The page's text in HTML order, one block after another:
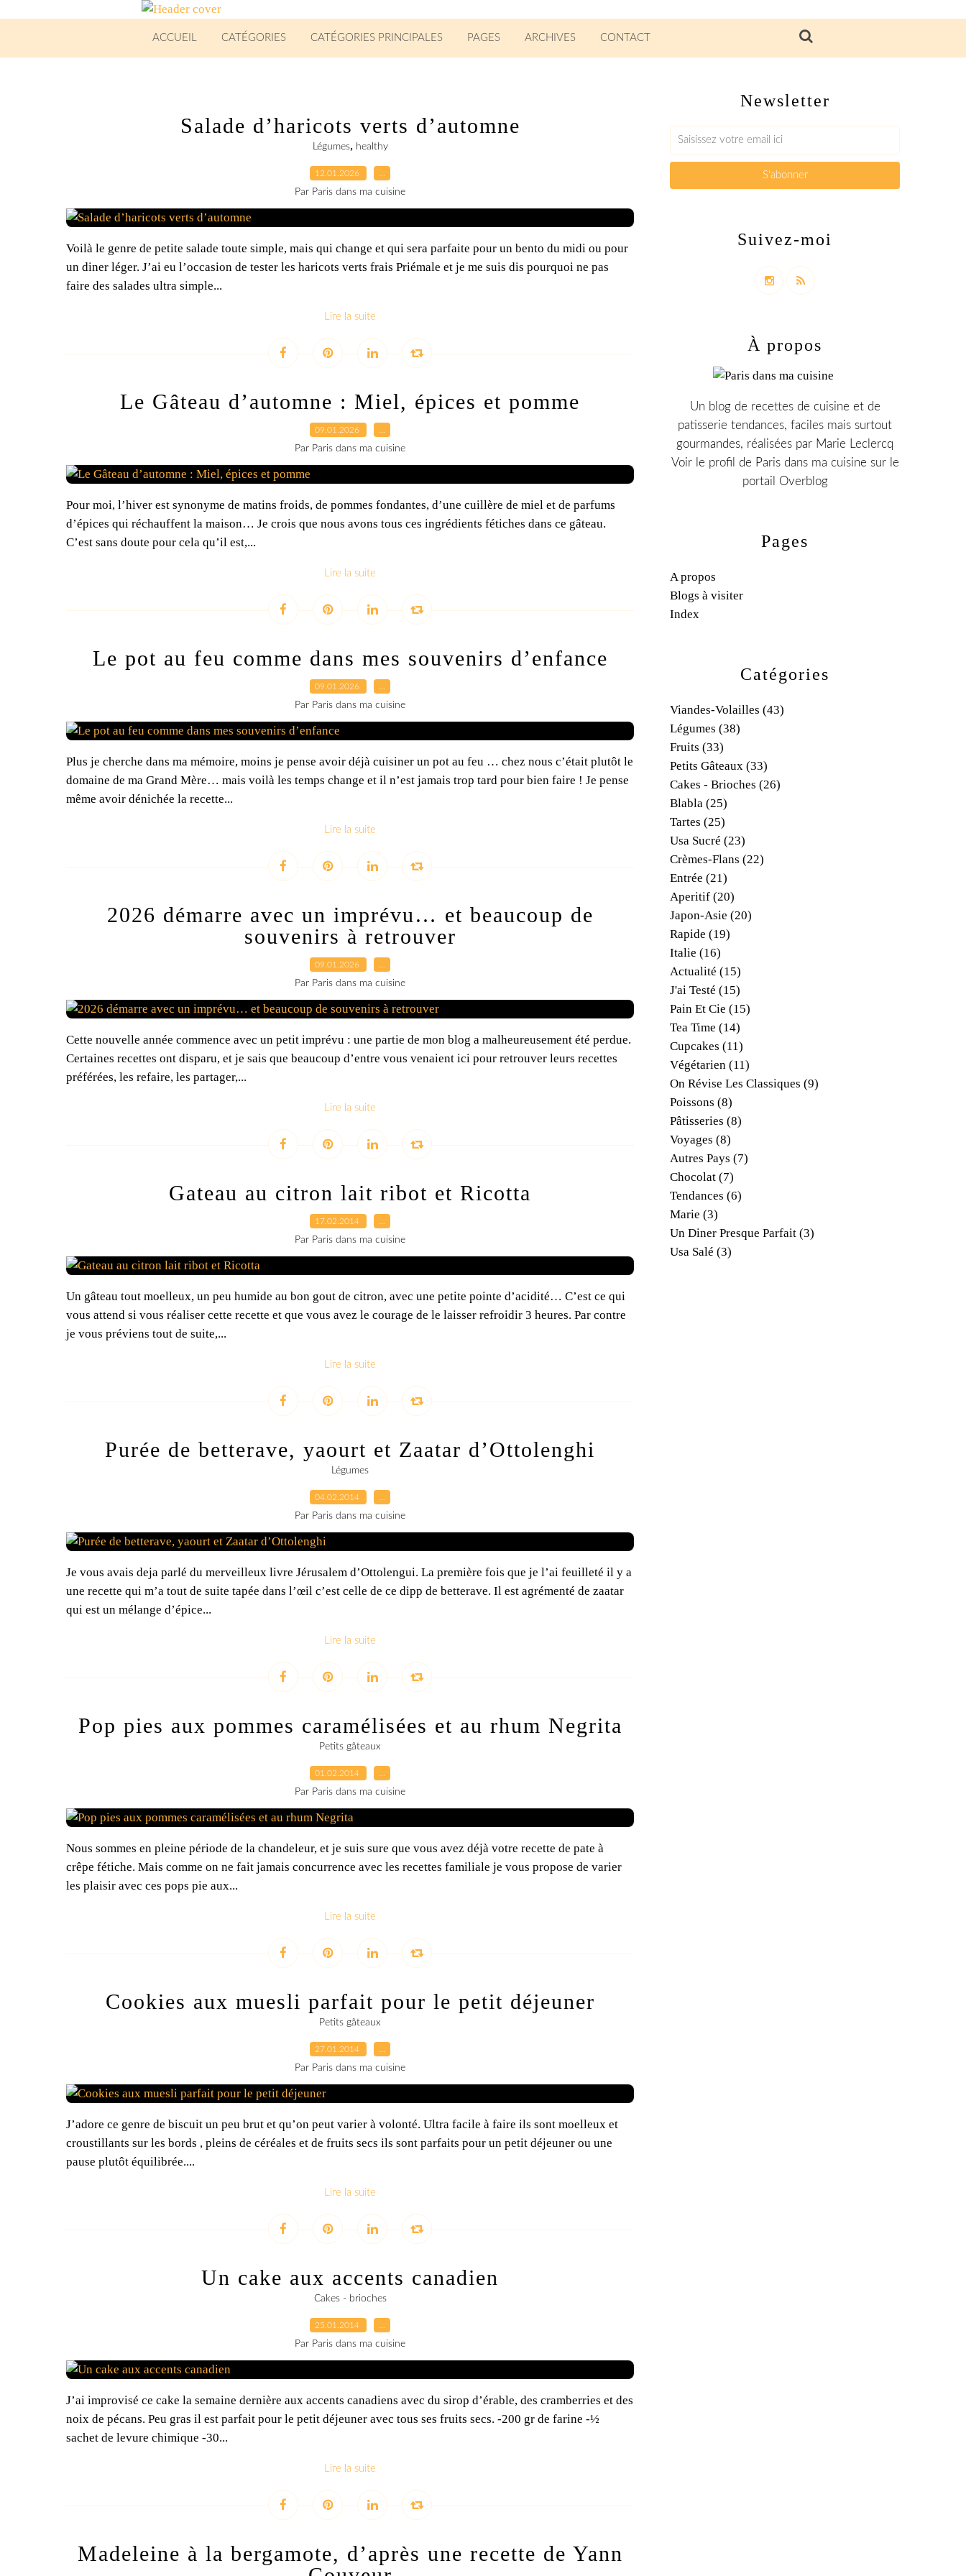
ACCUEIL CATÉGORIES CATÉGORIES PRINCIPALES PAGES ARCHIVES CONTACT
Salade d’haricots verts d’automne
Légumes, healthy
12.01.2026
Par Paris dans ma cuisine
Voilà le genre de petite salade toute simple, mais qui change et qui sera parfaite pour un bento du midi ou pour
un diner léger. J’ai eu l’occasion de tester les haricots verts frais Priémale et je me suis dis pourquoi ne pas
faire des salades ultra simple...
Lire la suite
Le Gâteau d’automne : Miel, épices et pomme
09.01.2026
Par Paris dans ma cuisine
Pour moi, l’hiver est synonyme de matins froids, de pommes fondantes, d’une cuillère de miel et de parfums
d’épices qui réchauffent la maison… Je crois que nous avons tous ces ingrédients fétiches dans ce gâteau.
C’est sans doute pour cela qu’il est,...
Lire la suite
Le pot au feu comme dans mes souvenirs d’enfance
09.01.2026
Par Paris dans ma cuisine
Plus je cherche dans ma mémoire, moins je pense avoir déjà cuisiner un pot au feu … chez nous c’était plutôt le
domaine de ma Grand Mère… mais voilà les temps change et il n’est jamais trop tard pour bien faire ! Je pense
même avoir dénichée la recette...
Lire la suite
2026 démarre avec un imprévu… et beaucoup de
souvenirs à retrouver
09.01.2026
Par Paris dans ma cuisine
Cette nouvelle année commence avec un petit imprévu : une partie de mon blog a malheureusement été perdue.
Certaines recettes ont disparu, et je sais que beaucoup d’entre vous venaient ici pour retrouver leurs recettes
préférées, les refaire, les partager,...
Lire la suite
Gateau au citron lait ribot et Ricotta
17.02.2014
Par Paris dans ma cuisine
Un gâteau tout moelleux, un peu humide au bon gout de citron, avec une petite pointe d’acidité… C’est ce qui
vous attend si vous réaliser cette recette et que vous avez le courage de le laisser refroidir 3 heures. Par contre
je vous préviens tout de suite,...
Lire la suite
Purée de betterave, yaourt et Zaatar d’Ottolenghi
Légumes
04.02.2014
Par Paris dans ma cuisine
Je vous avais deja parlé du merveilleux livre Jérusalem d’Ottolengui. La première fois que je l’ai feuilleté il y a
une recette qui m’a tout de suite tapée dans l’œil c’est celle de ce dipp de betterave. Il est agrémenté de zaatar
qui est un mélange d’épice...
Lire la suite
Pop pies aux pommes caramélisées et au rhum Negrita
Petits gâteaux
01.02.2014
Par Paris dans ma cuisine
Nous sommes en pleine période de la chandeleur, et je suis sure que vous avez déjà votre recette de pate à
crêpe fétiche. Mais comme on ne fait jamais concurrence avec les recettes familiale je vous propose de varier
les plaisir avec ces pops pie aux...
Lire la suite
Cookies aux muesli parfait pour le petit déjeuner
Petits gâteaux
27.01.2014
Par Paris dans ma cuisine
J’adore ce genre de biscuit un peu brut et qu’on peut varier à volonté. Ultra facile à faire ils sont moelleux et
croustillants sur les bords , pleins de céréales et de fruits secs ils sont parfaits pour un petit déjeuner ou une
pause plutôt équilibrée....
Lire la suite
Un cake aux accents canadien
Cakes - brioches
25.01.2014
Par Paris dans ma cuisine
J’ai improvisé ce cake la semaine dernière aux accents canadiens avec du sirop d’érable, des cramberries et des
noix de pécans. Peu gras il est parfait pour le petit déjeuner avec tous ses fruits secs. -200 gr de farine -½
sachet de levure chimique -30...
Lire la suite
Madeleine à la bergamote, d’après une recette de Yann
Newsletter
Catégories
Viandes-Volailles (43)
Légumes (38)
Fruits (33)
Petits Gâteaux (33)
Cakes - Brioches (26)
Blabla (25)
Tartes (25)
Usa Sucré (23)
Crèmes-Flans (22)
Entrée (21)
Aperitif (20)
Japon-Asie (20)
Rapide (19)
Italie (16)
Actualité (15)
J'ai Testé (15)
Pain Et Cie (15)
Tea Time (14)
Cupcakes (11)
Végétarien (11)
On Révise Les Classiques (9)
Poissons (8)
Pâtisseries (8)
Voyages (8)
Autres Pays (7)
Chocolat (7)
Tendances (6)
Marie (3)
Un Diner Presque Parfait (3)
Usa Salé (3)
Pages
A propos
Blogs à visiter
Index
Suivez-moi
À propos
Un blog de recettes de cuisine et de
patisserie tendances, faciles mais surtout
gourmandes, réalisées par Marie Leclercq
Voir le profil de Paris dans ma cuisine sur le
portail Overblog